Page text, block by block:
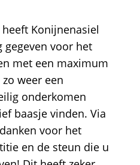
Konijnenasiel
voor het
met een maximum
weer een
onderkomen
baasje vinden. Via
voor het
en de steun die u